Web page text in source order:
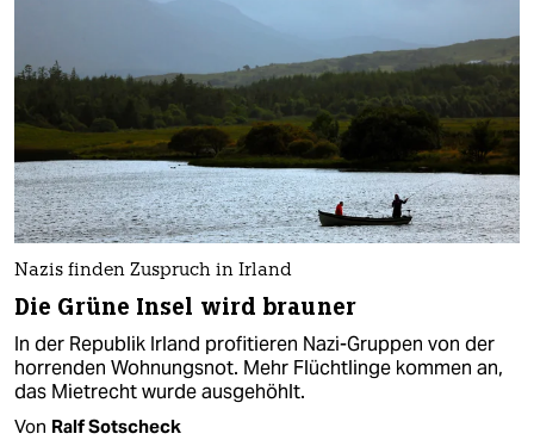
Nazis finden Zuspruch in Irland
Die Grüne Insel wird brauner
In der Republik Irland profitieren Nazi-Gruppen von der
horrenden Wohnungsnot. Mehr Flüchtlinge kommen an,
das Mietrecht wurde ausgehöhlt.
Von Ralf Sotscheck